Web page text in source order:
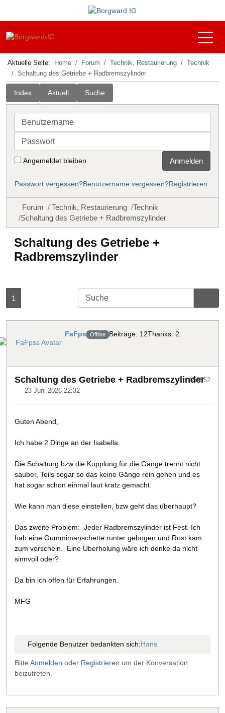
Off-
Aktuelle Seite: Home Forum Technik, Restaurierung
Technik
Schaltung des Getriebe + Radbremszylinder
Index Aktuell Suche
Benutzername
Passwort
Angemeldet bleiben Anmelden
Passwort vergessen?Benutzername vergessen?Registrieren
Forum Technik, Restaurierung
Technik
Schaltung des Getriebe + Radbremszylinder
Schaltung des Getriebe +
Radbremszylinder
1
FaFps Offline Beiträge: 12Thanks: 2
Schaltung des Getriebe + Radbremszylinder
23 Juni 2026 22:32
#58552
Guten Abend,
Ich habe 2 Dinge an der Isabella.
Die Schaltung bzw die Kupplung für die Gänge trennt nicht
sauber, Teils sogar so das keine Gänge rein gehen und es
hat sogar schon einmal laut kratz gemacht.
Wie kann man diese einstellen, bzw geht das überhaupt?
Das zweite Problem: Jeder Radbremszylinder ist Fest. Ich
hab eine Gummimanschette runter gebogen und Rost kam
zum vorschein. Eine Überholung wäre ich denke da nicht
sinnvoll oder?
Da bin ich offen für Erfahrungen.
MFG
Folgende Benutzer bedankten sich:Hans
Bitte Anmelden oder Registrieren um der Konversation
beizutreten.